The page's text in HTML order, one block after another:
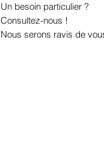
Un besoin particulier ?
Consultez-nous !
Nous serons ravis de